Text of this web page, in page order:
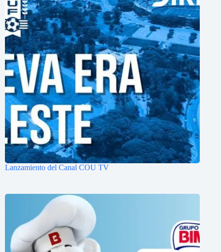
Lanzamiento del Canal COU TV